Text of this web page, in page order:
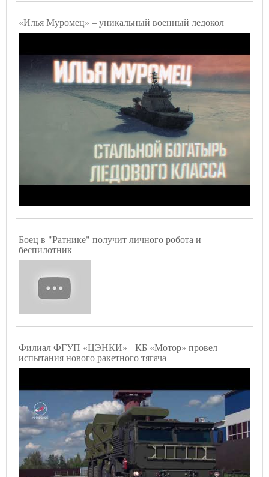
«Илья Муромец» – уникальный военный ледокол
Боец в "Ратнике" получит личного робота и
беспилотник
Филиал ФГУП «ЦЭНКИ» - КБ «Мотор» провел
испытания нового ракетного тягача